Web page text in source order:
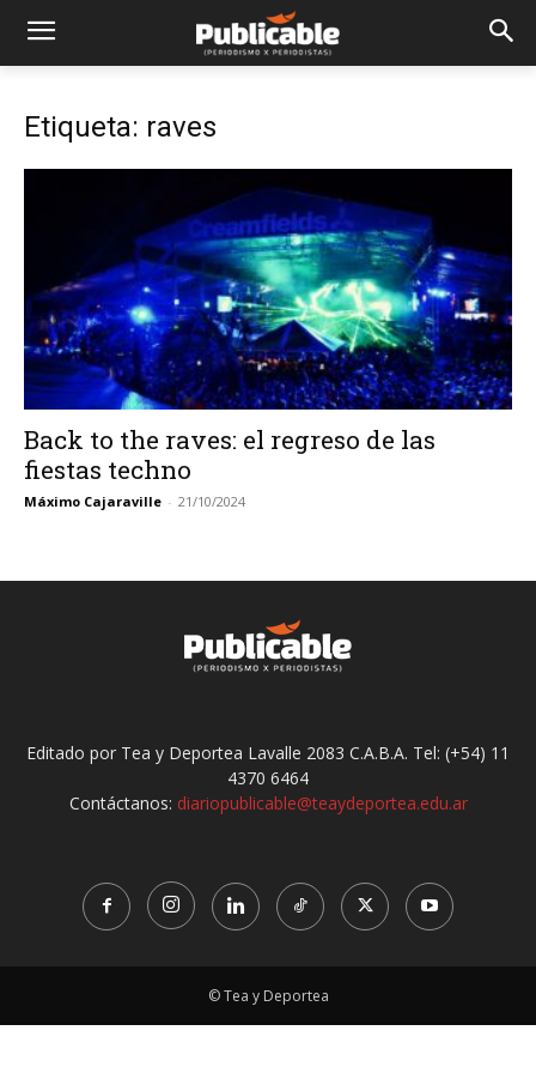
Etiqueta: raves
Back to the raves: el regreso de las
fiestas techno
Máximo Cajaraville - 21/10/2024
Editado por Tea y Deportea Lavalle 2083 C.A.B.A. Tel: (+54) 11
4370 6464
Contáctanos: diariopublicable@teaydeportea.edu.ar
© Tea y Deportea